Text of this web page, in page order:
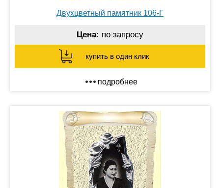
Двухцветный памятник 106-Г
Цена: по запросу
купить в один клик
подробнее